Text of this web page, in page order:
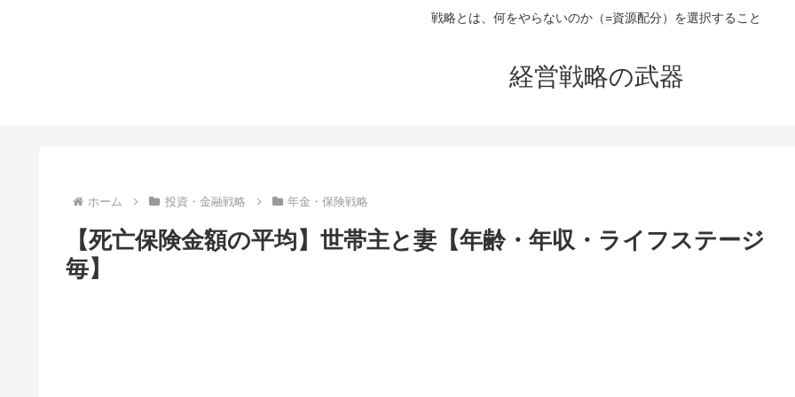
戦略とは、何をやらないのか（=資源配分）を選択すること
経営戦略の武器
ホーム 投資・金融戦略 年金・保険戦略
【死亡保険金額の平均】世帯主と妻【年齢・年収・ライフステージ
毎】